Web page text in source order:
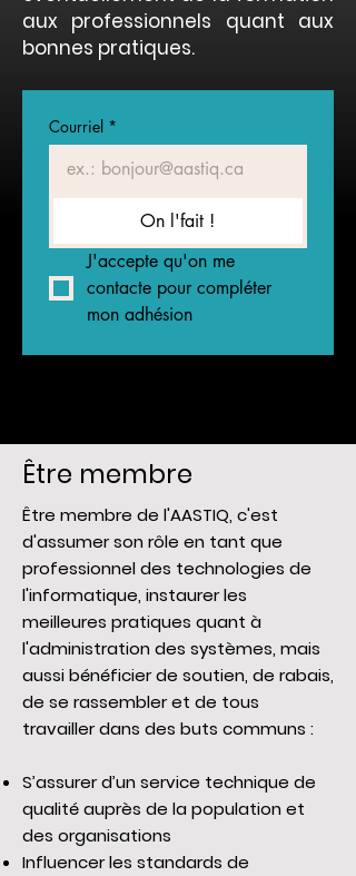
aux professionnels quant aux
bonnes pratiques.
Courriel *
On l'fait !
J'accepte qu'on me
contacte pour compléter
mon adhésion
Être membre
Être membre de l'AASTIQ, c'est
d'assumer son rôle en tant que
professionnel des technologies de
l'informatique, instaurer les
meilleures pratiques quant à
l'administration des systèmes, mais
aussi bénéficier de soutien, de rabais,
de se rassembler et de tous
travailler dans des buts communs :
S’assurer d’un service technique de
qualité auprès de la population et
des organisations
Influencer les standards de